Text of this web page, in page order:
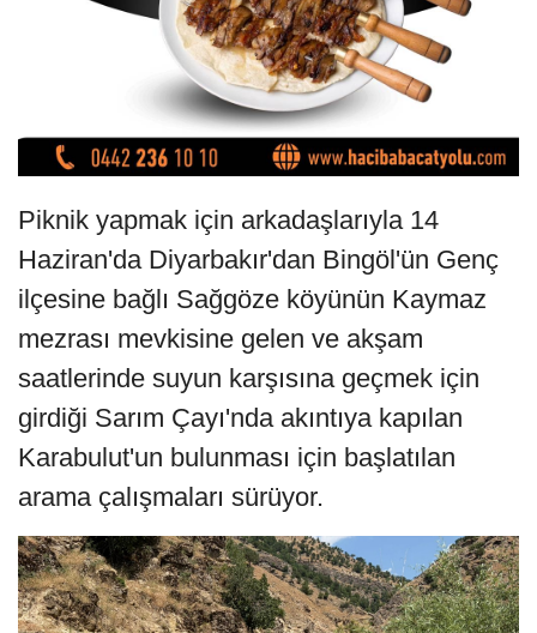
Piknik yapmak için arkadaşlarıyla 14
Haziran'da Diyarbakır'dan Bingöl'ün Genç
ilçesine bağlı Sağgöze köyünün Kaymaz
mezrası mevkisine gelen ve akşam
saatlerinde suyun karşısına geçmek için
girdiği Sarım Çayı'nda akıntıya kapılan
Karabulut'un bulunması için başlatılan
arama çalışmaları sürüyor.